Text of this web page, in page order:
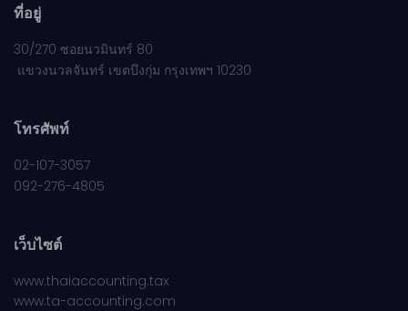
ที่อยู่
30/270 ซอยนวมินทร์ 80
แขวงนวลจันทร์ เขตบึงกุ่ม กรุงเทพฯ 10230
โทรศัพท์
02-107-3057
092-276-4805
เว็บไซต์
www.thaiaccounting.tax
www.ta-accounting.com